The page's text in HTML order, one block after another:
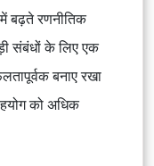
बढ़ते रणनीतिक
संबंधों के लिए एक
बनाए रखा
को अधिक